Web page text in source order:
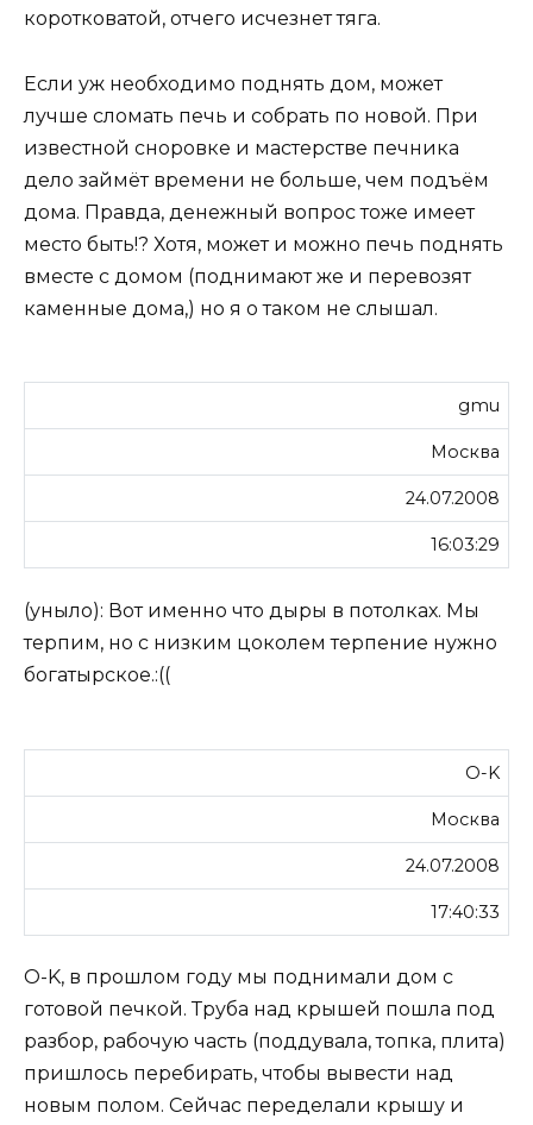
коротковатой, отчего исчезнет тяга.
Если уж необходимо поднять дом, может
лучше сломать печь и собрать по новой. При
известной сноровке и мастерстве печника
дело займёт времени не больше, чем подъём
дома. Правда, денежный вопрос тоже имеет
место быть!? Хотя, может и можно печь поднять
вместе с домом (поднимают же и перевозят
каменные дома,) но я о таком не слышал.
gmu
Москва
24.07.2008
16:03:29
(уныло): Вот именно что дыры в потолках. Мы
терпим, но с низким цоколем терпение нужно
богатырское.:((
O-K
Москва
24.07.2008
17:40:33
O-K, в прошлом году мы поднимали дом с
готовой печкой. Труба над крышей пошла под
разбор, рабочую часть (поддувала, топка, плита)
пришлось перебирать, чтобы вывести над
новым полом. Сейчас переделали крышу и